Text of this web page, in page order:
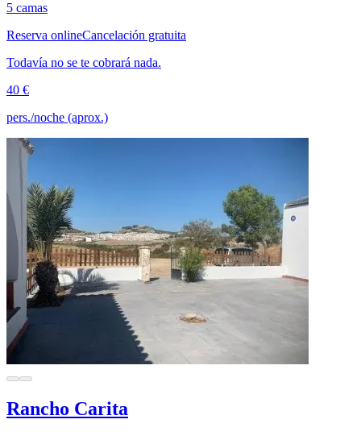
5 camas
Reserva onlineCancelación gratuita
Todavía no se te cobrará nada.
40 €
pers./noche (aprox.)
Rancho Carita